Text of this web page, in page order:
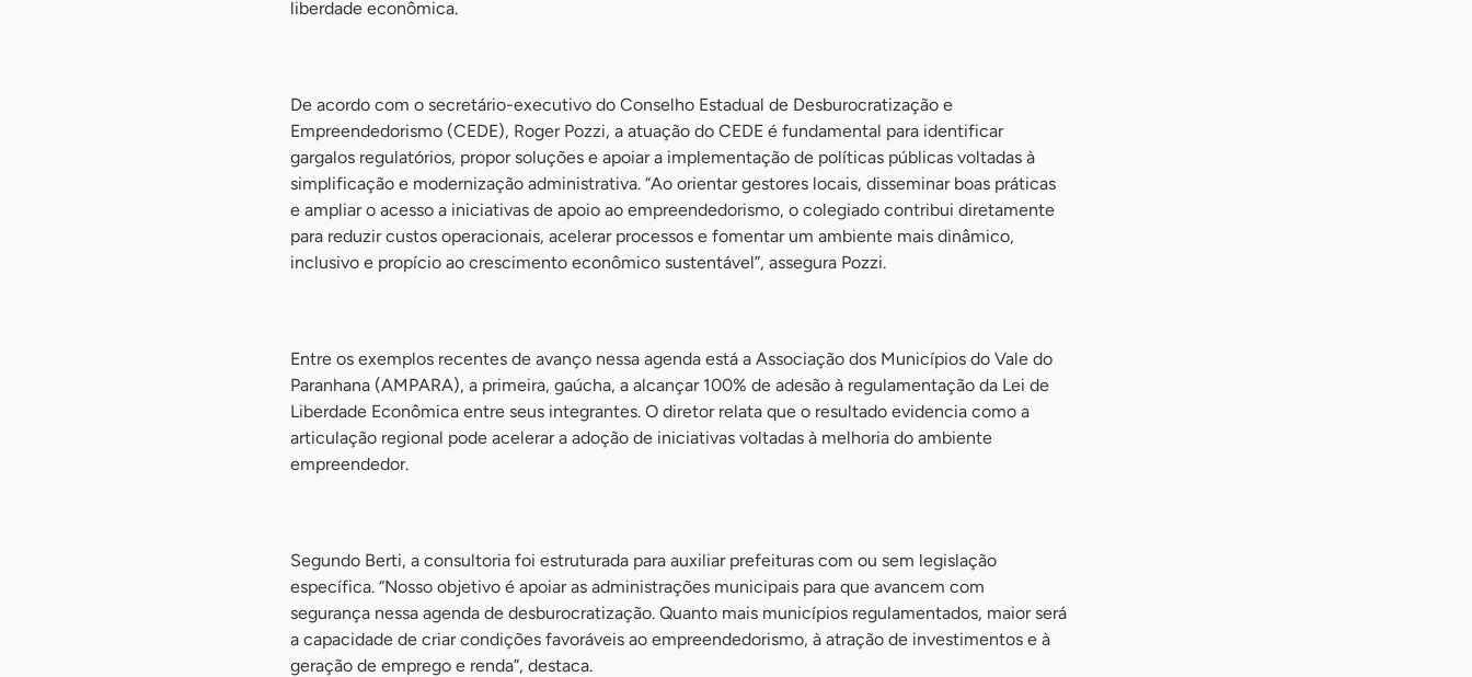
liberdade econômica.
De acordo com o secretário-executivo do Conselho Estadual de Desburocratização e
Empreendedorismo (CEDE), Roger Pozzi, a atuação do CEDE é fundamental para identificar
gargalos regulatórios, propor soluções e apoiar a implementação de políticas públicas voltadas à
simplificação e modernização administrativa. “Ao orientar gestores locais, disseminar boas práticas
e ampliar o acesso a iniciativas de apoio ao empreendedorismo, o colegiado contribui diretamente
para reduzir custos operacionais, acelerar processos e fomentar um ambiente mais dinâmico,
inclusivo e propício ao crescimento econômico sustentável”, assegura Pozzi.
Entre os exemplos recentes de avanço nessa agenda está a Associação dos Municípios do Vale do
Paranhana (AMPARA), a primeira, gaúcha, a alcançar 100% de adesão à regulamentação da Lei de
Liberdade Econômica entre seus integrantes. O diretor relata que o resultado evidencia como a
articulação regional pode acelerar a adoção de iniciativas voltadas à melhoria do ambiente
empreendedor.
Segundo Berti, a consultoria foi estruturada para auxiliar prefeituras com ou sem legislação
específica. “Nosso objetivo é apoiar as administrações municipais para que avancem com
segurança nessa agenda de desburocratização. Quanto mais municípios regulamentados, maior será
a capacidade de criar condições favoráveis ao empreendedorismo, à atração de investimentos e à
geração de emprego e renda”, destaca.